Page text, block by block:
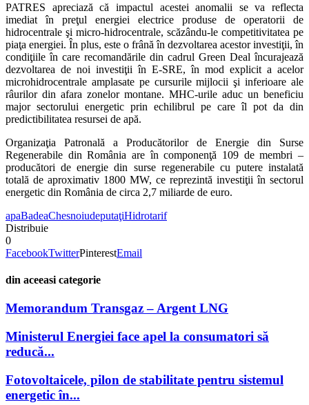
PATRES apreciază că impactul acestei anomalii se va reflecta
imediat în preţul energiei electrice produse de operatorii de
hidrocentrale şi micro-hidrocentrale, scăzându-le competitivitatea pe
piaţa energiei. În plus, este o frână în dezvoltarea acestor investiţii, în
condiţiile în care recomandările din cadrul Green Deal încurajează
dezvoltarea de noi investiţii în E-SRE, în mod explicit a acelor
microhidrocentrale amplasate pe cursurile mijlocii şi inferioare ale
râurilor din afara zonelor montane. MHC-urile aduc un beneficiu
major sectorului energetic prin echilibrul pe care îl pot da din
predictibilitatea resursei de apă.
Organizaţia Patronală a Producătorilor de Energie din Surse
Regenerabile din România are în componenţă 109 de membri –
producători de energie din surse regenerabile cu putere instalată
totală de aproximativ 1800 MW, ce reprezintă investiţii în sectorul
energetic din România de circa 2,7 miliarde de euro.
apaBadeaChesnoiudeputaţiHidrotarif
Distribuie
0
FacebookTwitterPinterestEmail
din aceeasi categorie
Memorandum Transgaz – Argent LNG
Ministerul Energiei face apel la consumatori să
reducă...
Fotovoltaicele, pilon de stabilitate pentru sistemul
energetic în...